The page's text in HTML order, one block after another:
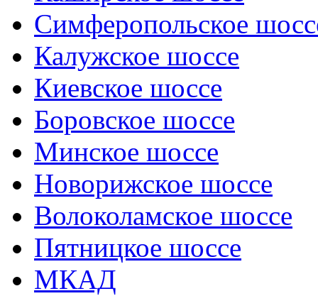
Симферопольское
Калужское шоссе
Киевское шоссе
Боровское шоссе
Минское шоссе
Новорижское шоссе
Волоколамское шоссе
Пятницкое шоссе
МКАД